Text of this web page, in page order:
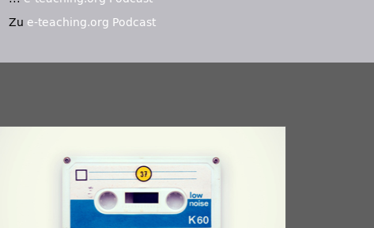
Zu e-teaching.org Podcast